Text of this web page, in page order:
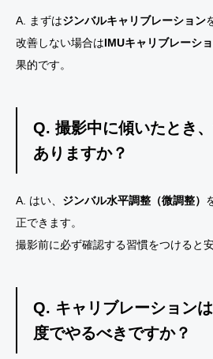
A. まずはジンバルキャリブレーション
改善しない場合はIMUキャリブレーシ
果的です。
Q. 撮影中に傾いたとき
ありますか？
A. はい、 ジンバル水平調整（微調整）
正できます。
撮影前に必ず確認する習慣をつけると安
Q. キャリブレーション
度でやるべきですか？